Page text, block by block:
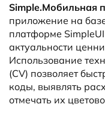
Simple.Мобильная
приложение на
платформе
актуальности
Использование
(CV) позволяет
коды, выявлять
отмечать их